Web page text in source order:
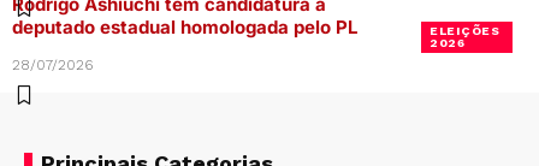
ELEIÇÕES
2026
deputado estadual homologada pelo PL
28/07/2026